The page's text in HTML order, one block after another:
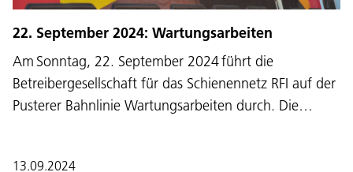
22. September 2024: Wartungsarbeiten
Am Sonntag, 22. September 2024 führt die
Betreibergesellschaft für das Schienennetz RFI auf der
Pusterer Bahnlinie Wartungsarbeiten durch. Die…
13.09.2024